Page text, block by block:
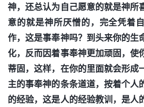
神，还总认为自己愿意的就是神所
意的就是神所厌憎的，完全凭着
作，这是事奉神吗？到头来你的生
化，反而因着事奉神更加顽固，使
蒂固，这样，在你的里面就会形成
主的事奉神的条条道道，按着个人
的经验，这是人的经验教训，是人